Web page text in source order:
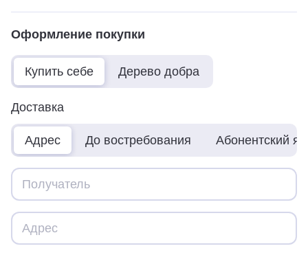
Оформление покупки
Купить себе Дерево добра
Доставка
Адрес До востребования Абонентский